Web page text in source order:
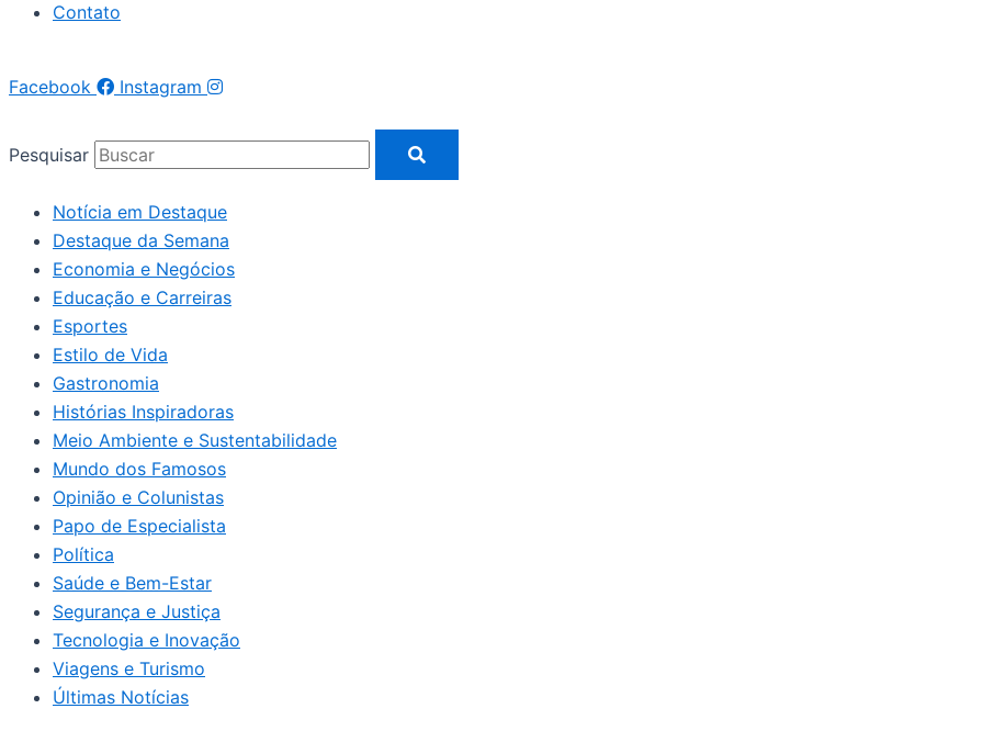
Contato
Facebook Instagram
Pesquisar
Notícia em Destaque
Destaque da Semana
Economia e Negócios
Educação e Carreiras
Esportes
Estilo de Vida
Gastronomia
Histórias Inspiradoras
Meio Ambiente e Sustentabilidade
Mundo dos Famosos
Opinião e Colunistas
Papo de Especialista
Política
Saúde e Bem-Estar
Segurança e Justiça
Tecnologia e Inovação
Viagens e Turismo
Últimas Notícias